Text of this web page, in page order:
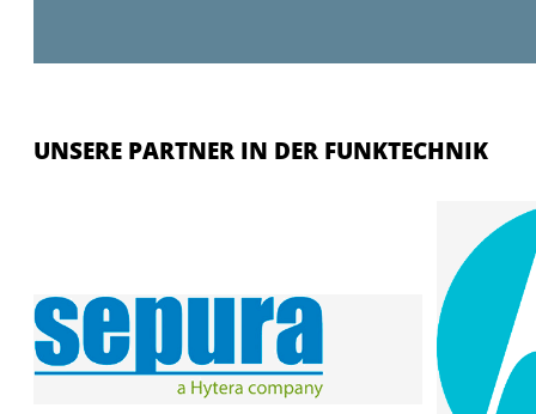
UNSERE PARTNER IN DER FUNKTECHNIK